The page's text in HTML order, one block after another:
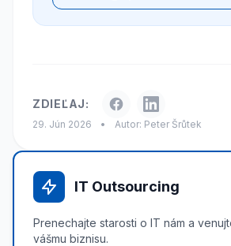
ZDIEĽAJ:
29. Jún 2026 • Autor: Peter Šrůtek
IT Outsourcing
Prenechajte starosti o IT nám a
vášmu biznisu.